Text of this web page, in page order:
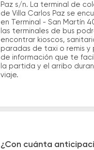
Paz s/n. La terminal de
de Villa Carlos Paz se
en Terminal - San Martín
las terminales de bus
encontrar kioscos,
paradas de taxi o remis y
de información que te
la partida y el arribo
viaje.
¿Con cuánta